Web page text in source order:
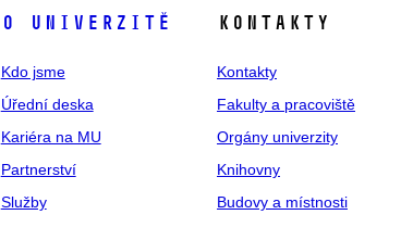
O univerzitě
Kdo jsme
Úřední deska
Kariéra na MU
Partnerství
Služby
Kontakty
Kontakty
Fakulty a pracoviště
Orgány univerzity
Knihovny
Budovy a místnosti